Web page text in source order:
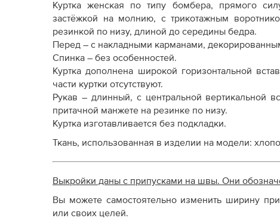
Дополнение к технологии пошива
Как распечатывать выкройки
Как скорректировать готовую выкройку по росту
Куртка женская по типу бомбера, прямого
застёжкой на молнию, с трикотажным
резинкой по низу, длиной до середины бедра.
Перед – с накладными карманами,
Спинка – без особенностей.
Куртка дополнена широкой горизонтальной
части куртки отсутствуют.
Рукав – длинный, с центральной вертикальной
притачной манжете на резинке по низу.
Куртка изготавливается без подкладки.
Ткань, использованная в изделии на модели:
Выкройки даны с припусками на швы. Они
Вы можете самостоятельно изменить ширину
или своих целей.